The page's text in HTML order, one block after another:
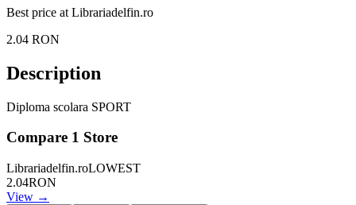
Best price at Librariadelfin.ro
2.04 RON
Description
Diploma scolara SPORT
Compare 1 Store
Librariadelfin.roLOWEST
2.04RON
View →